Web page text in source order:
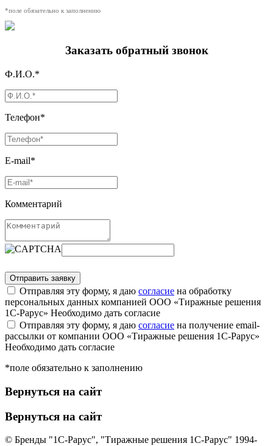
*поле обязательно к заполнению
Заказать обратный звонок
Ф.И.О.*
Телефон*
E-mail*
Комментарий
Отправляя эту форму, я даю согласие на обработку
персональных данных компанией ООО «Тиражные решения
1С-Рарус» Необходимо дать согласие
Отправляя эту форму, я даю согласие на получение email-
рассылки от компании ООО «Тиражные решения 1С-Рарус»
Необходимо дать согласие
*поле обязательно к заполнению
Вернуться на сайт
Вернуться на сайт
© Бренды "1С-Рарус", "Тиражные решения 1С-Рарус" 1994-